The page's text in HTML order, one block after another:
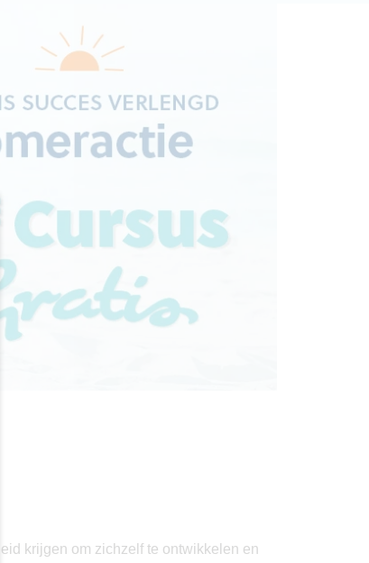
krijgen om zichzelf te ontwikkelen en